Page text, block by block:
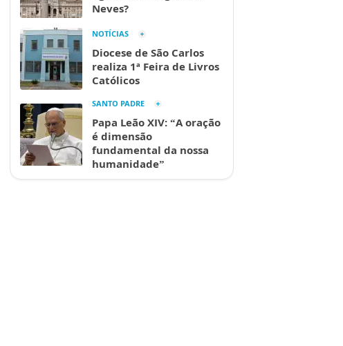
Neves?
NOTÍCIAS
Diocese de São Carlos
realiza 1ª Feira de Livros
Católicos
SANTO PADRE
Papa Leão XIV: “A oração
é dimensão
fundamental da nossa
humanidade”